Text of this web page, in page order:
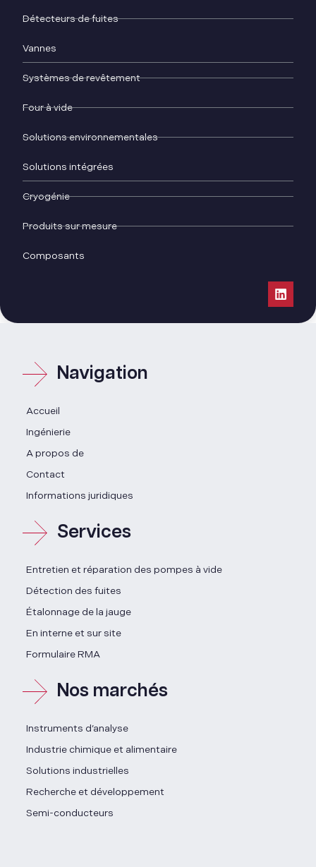
Détecteurs de fuites
Vannes
Systèmes de revêtement
Four à vide
Solutions environnementales
Solutions intégrées
Cryogénie
Produits sur mesure
Composants
Navigation
Accueil
Ingénierie
A propos de
Contact
Informations juridiques
Services
Entretien et réparation des pompes à vide
Détection des fuites
Étalonnage de la jauge
En interne et sur site
Formulaire RMA
Nos marchés
Instruments d’analyse
Industrie chimique et alimentaire
Solutions industrielles
Recherche et développement
Semi-conducteurs